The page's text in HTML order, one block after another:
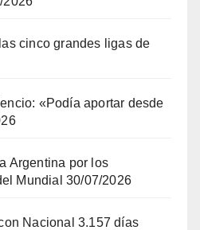
cinco grandes ligas de
«Podía aportar desde
Argentina por los
Mundial 30/07/2026
Nacional 3.157 días